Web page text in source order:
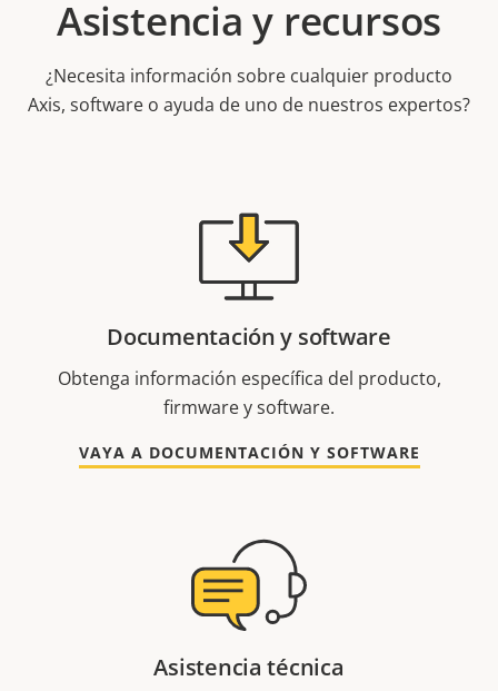
Asistencia y recursos
¿Necesita información sobre cualquier producto
Axis, software o ayuda de uno de nuestros expertos?
Documentación y software
Obtenga información específica del producto,
firmware y software.
VAYA A DOCUMENTACIÓN Y SOFTWARE
Asistencia técnica